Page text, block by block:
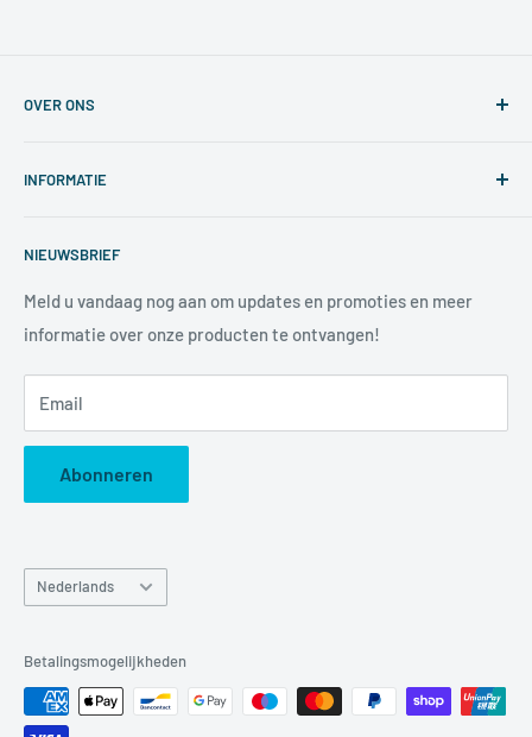
OVER ONS
bedrijf verhogen door middel van innovatieve
producten die ondertussen in vele sectoren gebruikt
partijen efficiënt en tijdloos te laten verlopen.
INFORMATIE
Voorwaarden
Privacybeleid
Betaalmethodes
Retourneren
Imprint
NIEUWSBRIEF
Meld u vandaag nog aan om updates en promoties en meer
informatie over onze producten te ontvangen!
Email
Abonneren
Taal
Nederlands
Betalingsmogelijkheden